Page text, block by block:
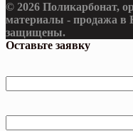
© 2026 Поликарбонат,
материалы - продажа в
защищены.
Оставьте заявку